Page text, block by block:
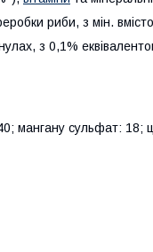
риби, з мін.
з 0,1%
мангану сульфат: 18;